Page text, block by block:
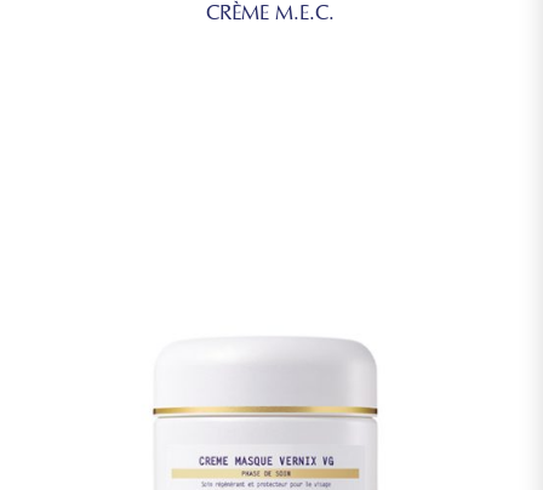
CRÈME M.E.C.